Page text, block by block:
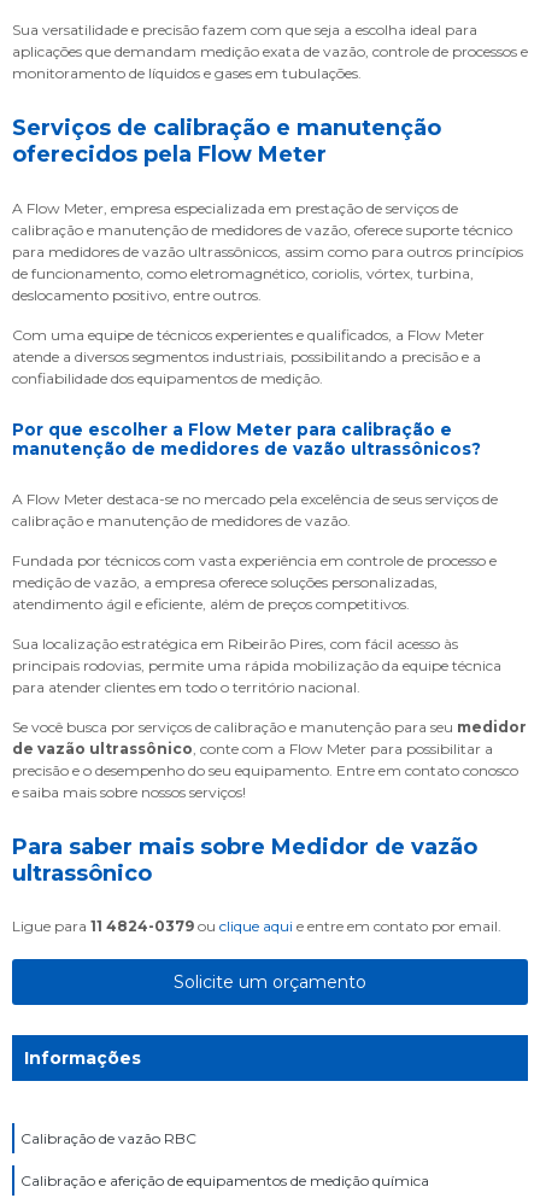
Sua versatilidade e precisão fazem com que seja a escolha ideal para
aplicações que demandam medição exata de vazão, controle de processos e
monitoramento de líquidos e gases em tubulações.
Serviços de calibração e manutenção
oferecidos pela Flow Meter
A Flow Meter, empresa especializada em prestação de serviços de
calibração e manutenção de medidores de vazão, oferece suporte técnico
para medidores de vazão ultrassônicos, assim como para outros princípios
de funcionamento, como eletromagnético, coriolis, vórtex, turbina,
deslocamento positivo, entre outros.
Com uma equipe de técnicos experientes e qualificados, a Flow Meter
atende a diversos segmentos industriais, possibilitando a precisão e a
confiabilidade dos equipamentos de medição.
Por que escolher a Flow Meter para calibração e
manutenção de medidores de vazão ultrassônicos?
A Flow Meter destaca-se no mercado pela excelência de seus serviços de
calibração e manutenção de medidores de vazão.
Fundada por técnicos com vasta experiência em controle de processo e
medição de vazão, a empresa oferece soluções personalizadas,
atendimento ágil e eficiente, além de preços competitivos.
Sua localização estratégica em Ribeirão Pires, com fácil acesso às
principais rodovias, permite uma rápida mobilização da equipe técnica
para atender clientes em todo o território nacional.
Se você busca por serviços de calibração e manutenção para seu medidor
de vazão ultrassônico , conte com a Flow Meter para possibilitar a
precisão e o desempenho do seu equipamento. Entre em contato conosco
e saiba mais sobre nossos serviços!
Para saber mais sobre Medidor de vazão
ultrassônico
Ligue para 11 4824-0379 ou clique aqui e entre em contato por email.
Solicite um orçamento
Informações
Calibração de vazão RBC
Calibração e aferição de equipamentos de medição química